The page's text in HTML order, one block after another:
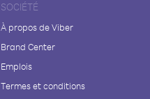
SOCIÉTÉ
À propos de Viber
Brand Center
Emplois
Termes et conditions